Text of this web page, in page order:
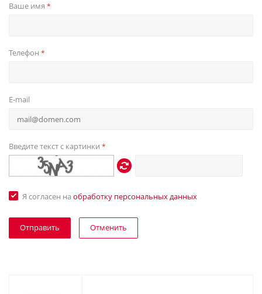
Ваше имя *
Телефон *
E-mail
Введите текст с картинки *
Я согласен на обработку персональных данных
Отменить